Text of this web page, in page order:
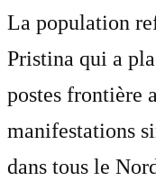
La population
Pristina qui a
postes frontière
manifestations
dans tous le